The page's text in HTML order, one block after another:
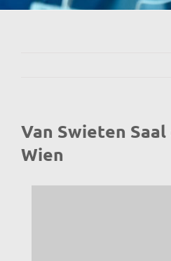
Van Swieten
Wien